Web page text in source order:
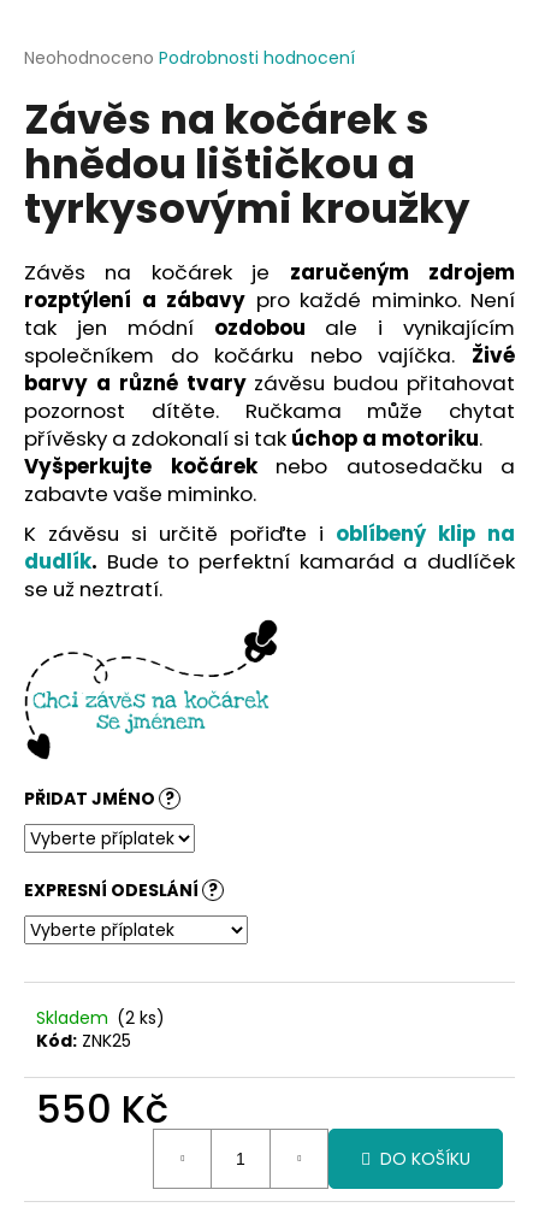
Průměrné
produktu
je
0,0
5
hvězdiček.
Neohodnoceno Podrobnosti hodnocení
Závěs na kočárek s
hnědou lištičkou a
tyrkysovými kroužky
Závěs na kočárek je zaručeným zdrojem
rozptýlení a zábavy pro každé miminko. Není
tak jen módní ozdobou ale i vynikajícím
společníkem do kočárku nebo vajíčka. Živé
barvy a různé tvaryzávěsu budou přitahovat
pozornost dítěte. Ručkama může chytat
přívěsky a zdokonalí si tak úchop a motoriku.
Vyšperkujte kočáreknebo autosedačku a
zabavte vaše miminko.
K závěsu si určitě pořiďte i oblíbený klip na
dudlík. Bude to perfektní kamarád a dudlíček
se už neztratí.
PŘIDAT JMÉNO ?
EXPRESNÍ ODESLÁNÍ ?
Skladem (2 ks)
Kód: ZNK25
550 Kč
DO KOŠÍKU
j
t
?
HLEDAT
D
o
p
o
r
č
u
j
m
e